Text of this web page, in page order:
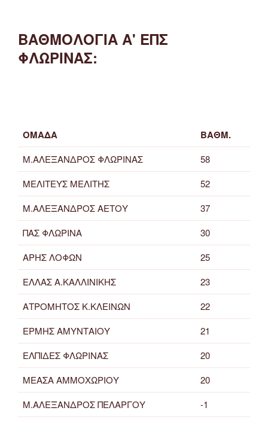
ΒΑΘΜΟΛΟΓΙΑ Α' ΕΠΣ
ΦΛΩΡΙΝΑΣ:
ΟΜΑΔΑ ΒΑΘΜ.
Μ.ΑΛΕΞΑΝΔΡΟΣ ΦΛΩΡΙΝΑΣ
58
ΜΕΛΙΤΕΥΣ ΜΕΛΙΤΗΣ
52
Μ.ΑΛΕΞΑΝΔΡΟΣ ΑΕΤΟΥ
37
ΠΑΣ ΦΛΩΡΙΝΑ
30
ΑΡΗΣ ΛΟΦΩΝ
25
ΕΛΛΑΣ Α.ΚΑΛΛΙΝΙΚΗΣ
23
ΑΤΡΟΜΗΤΟΣ Κ.ΚΛΕΙΝΩΝ
22
ΕΡΜΗΣ ΑΜΥΝΤΑΙΟΥ
21
ΕΛΠΙΔΕΣ ΦΛΩΡΙΝΑΣ
20
ΜΕΑΣΑ ΑΜΜΟΧΩΡΙΟΥ
20
Μ.ΑΛΕΞΑΝΔΡΟΣ ΠΕΛΑΡΓΟΥ
-1